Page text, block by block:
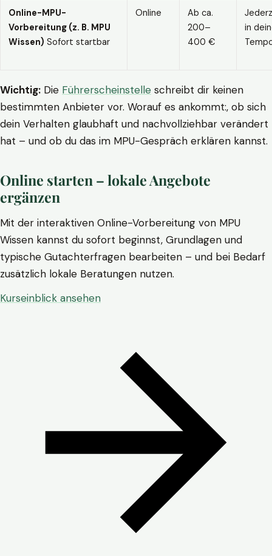
Online-MPU-
Vorbereitung (z. B. MPU
Wissen) Sofort startbar
Online
Ab ca.
200–
400 €
in
Wichtig: Die Führerscheinstelle schreibt dir keinen
bestimmten Anbieter vor. Worauf es ankommt:, ob sich
dein Verhalten glaubhaft und nachvollziehbar verändert
hat – und ob du das im MPU-Gespräch erklären kannst.
Online starten – lokale Angebote
ergänzen
Mit der interaktiven Online-Vorbereitung von MPU
Wissen kannst du sofort beginnst, Grundlagen und
typische Gutachterfragen bearbeiten – und bei Bedarf
zusätzlich lokale Beratungen nutzen.
Kurseinblick ansehen